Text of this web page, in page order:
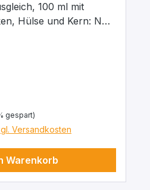
100 ml mit
Hülse und Kern: NS
gespart)
Versandkosten
Warenkorb